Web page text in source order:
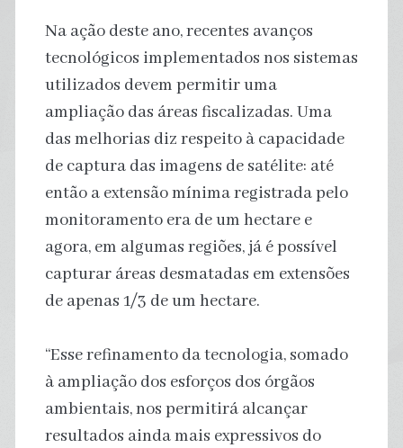
Na ação deste ano, recentes avanços
tecnológicos implementados nos sistemas
utilizados devem permitir uma
ampliação das áreas fiscalizadas. Uma
das melhorias diz respeito à capacidade
de captura das imagens de satélite: até
então a extensão mínima registrada pelo
monitoramento era de um hectare e
agora, em algumas regiões, já é possível
capturar áreas desmatadas em extensões
de apenas 1/3 de um hectare.
“Esse refinamento da tecnologia, somado
à ampliação dos esforços dos órgãos
ambientais, nos permitirá alcançar
resultados ainda mais expressivos do